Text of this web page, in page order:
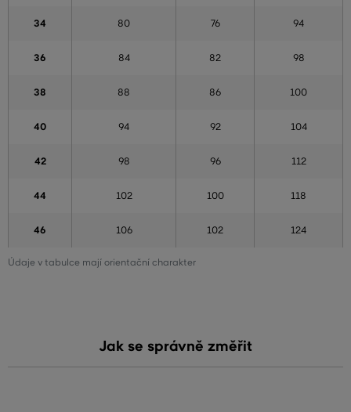
Údaje v tabulce mají orientační charakter
34 80 76 94
36 84 82 98
38 88 86 100
40 94 92 104
42 98 96 112
44 102 100 118
46 106 102 124
Jak se správně změřit